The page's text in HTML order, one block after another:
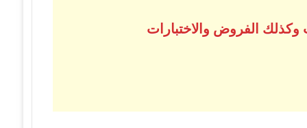
وكذلك الفروض والاختبارات